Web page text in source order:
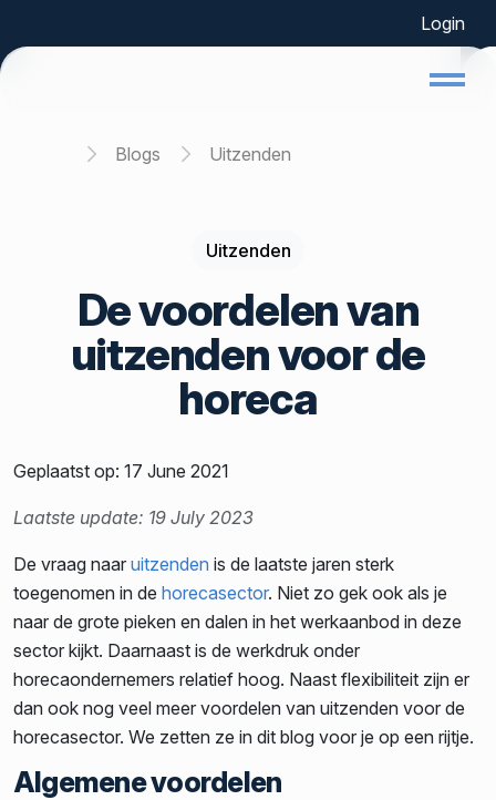
Login
Home Blogs Uitzenden
Uitzenden
De voordelen van
uitzenden voor de
horeca
Geplaatst op: 17 June 2021
Laatste update: 19 July 2023
De vraag naar uitzenden is de laatste jaren sterk
toegenomen in de horecasector. Niet zo gek ook als je
naar de grote pieken en dalen in het werkaanbod in deze
sector kijkt. Daarnaast is de werkdruk onder
horecaondernemers relatief hoog. Naast flexibiliteit zijn er
dan ook nog veel meer voordelen van uitzenden voor de
horecasector. We zetten ze in dit blog voor je op een rijtje.
Algemene voordelen